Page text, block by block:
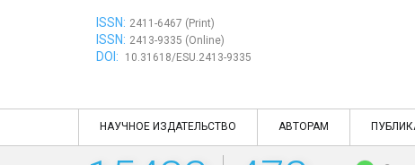
ISSN: 2411-6467 (Print)
ISSN: 2413-9335 (Online)
DOI: 10.31618/ESU.2413-9335
НАУЧНОЕ ИЗДАТЕЛЬСТВО АВТОРАМ